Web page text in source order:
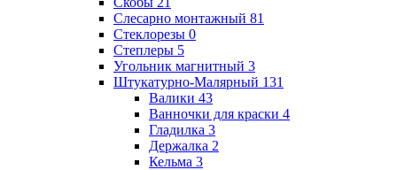
Слесарно монтажный 81
Стеклорезы 0
Степлеры 5
Угольник магнитный 3
Штукатурно-Малярный 131
Валики 43
Ванночки для краски 4
Гладилка 3
Держалка 2
Кельма 3